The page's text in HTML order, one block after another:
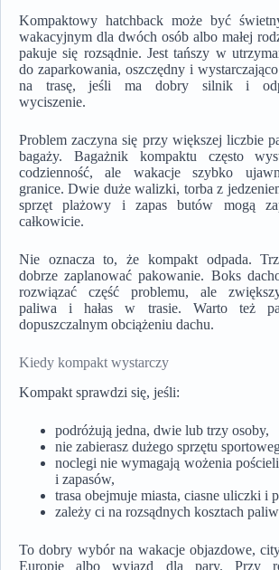
Kompaktowy hatchback może być
wakacyjnym dla dwóch osób albo małej
pakuje się rozsądnie. Jest tańszy w
do zaparkowania, oszczędny i
na trasę, jeśli ma dobry silnik i
wyciszenie.
Problem zaczyna się przy większej liczbie
bagaży. Bagażnik kompaktu często
codzienność, ale wakacje szybko
granice. Dwie duże walizki, torba z
sprzęt plażowy i zapas butów mogą
całkowicie.
Nie oznacza to, że kompakt odpada.
dobrze zaplanować pakowanie. Boks
rozwiązać część problemu, ale
paliwa i hałas w trasie. Warto też
dopuszczalnym obciążeniu dachu.
Kiedy kompakt wystarczy
Kompakt sprawdzi się, jeśli:
podróżują jedna, dwie lub trzy osoby,
nie zabierasz dużego sprzętu
noclegi nie wymagają wożenia
i zapasów,
trasa obejmuje miasta, ciasne uliczki i
zależy ci na rozsądnych kosztach
To dobry wybór na wakacje objazdowe,
Europie albo wyjazd dla pary. Przy